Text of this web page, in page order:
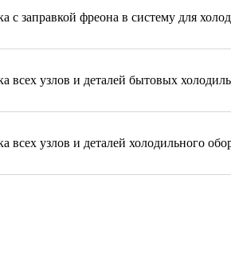
с заправкой фреона в систему для
всех узлов и деталей бытовых
всех узлов и деталей холодильного